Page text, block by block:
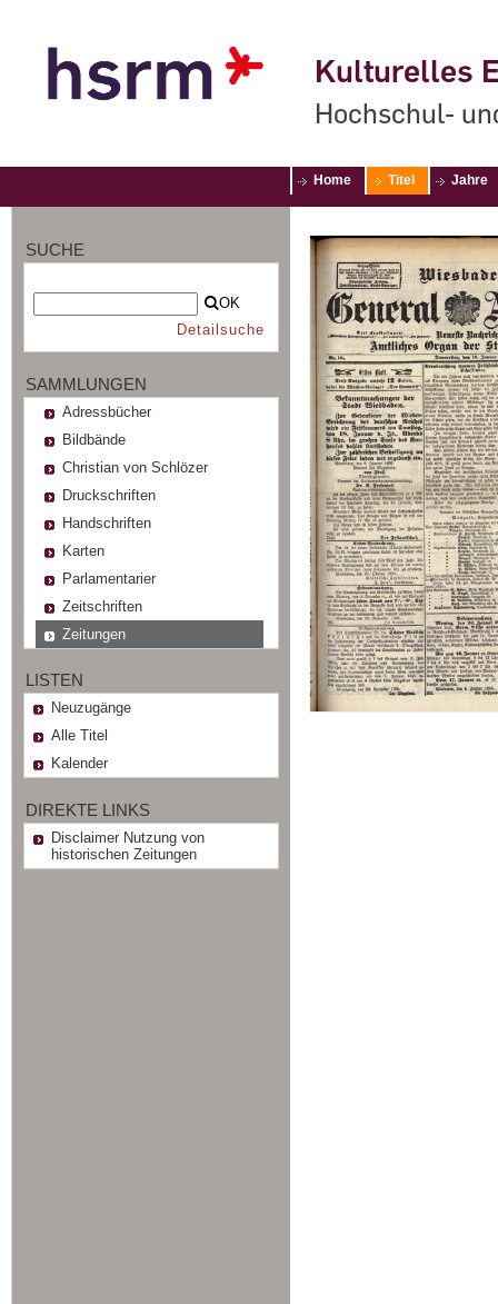
Kulturelles
Hochschul-
Home Titel Jahre
SUCHE
OK
Detailsuche
SAMMLUNGEN
Adressbücher
Bildbände
Christian von Schlözer
Druckschriften
Handschriften
Karten
Parlamentarier
Zeitschriften
Zeitungen
LISTEN
Neuzugänge
Alle Titel
Kalender
DIREKTE LINKS
Disclaimer Nutzung von
historischen Zeitungen